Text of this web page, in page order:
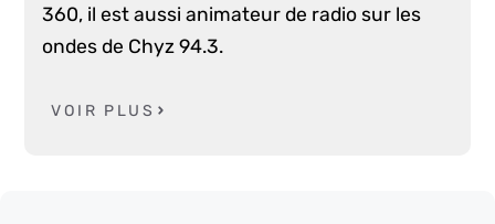
360, il est aussi animateur de radio sur les
ondes de Chyz 94.3.
VOIR PLUS